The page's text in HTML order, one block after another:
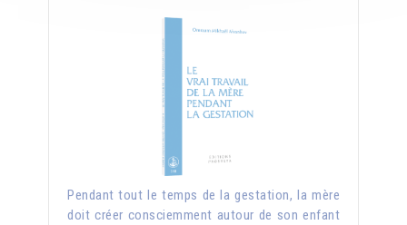
Pendant tout le temps de la gestation, la mère
doit créer consciemment autour de son enfant